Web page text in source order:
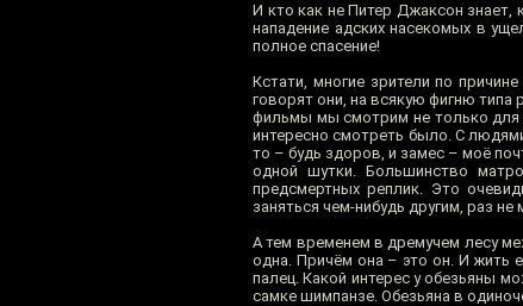
И кто как не Питер Джаксон знает,
нападение адских насекомых в
полное спасение!
Кстати, многие зрители по
говорят они, на всякую фигню типа
фильмы мы смотрим не только для
интересно смотреть было. С
то – будь здоров, и замес – моё
одной шутки. Большинство
предсмертных реплик. Это
заняться чем-нибудь другим, раз
А тем временем в дремучем лесу
одна. Причём она – это он. И жить
палец. Какой интерес у обезьяны
самке шимпанзе. Обезьяна в